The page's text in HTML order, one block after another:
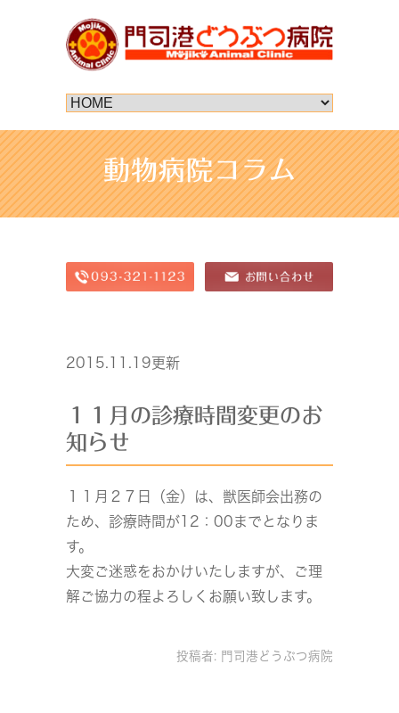
動物病院コラム
2015.11.19更新
１１月の診療時間変更のお
知らせ
１１月２７日（金）は、獣医師会出務の
ため、診療時間が12：00までとなりま
す。
大変ご迷惑をおかけいたしますが、ご理
解ご協力の程よろしくお願い致します。
投稿者: 門司港どうぶつ病院